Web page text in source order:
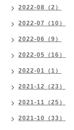
2022-08（2）
2022-07（10）
2022-06（9）
2022-05（16）
2022-01（1）
2021-12（23）
2021-11（25）
2021-10（33）